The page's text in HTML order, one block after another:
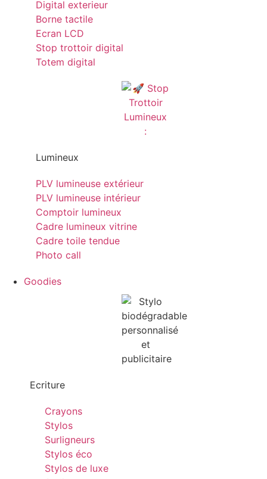
Digital exterieur
Borne tactile
Ecran LCD
Stop trottoir digital
Totem digital
Lumineux
PLV lumineuse extérieur
PLV lumineuse intérieur
Comptoir lumineux
Cadre lumineux vitrine
Cadre toile tendue
Photo call
Goodies
Ecriture
Crayons
Stylos
Surligneurs
Stylos éco
Stylos de luxe